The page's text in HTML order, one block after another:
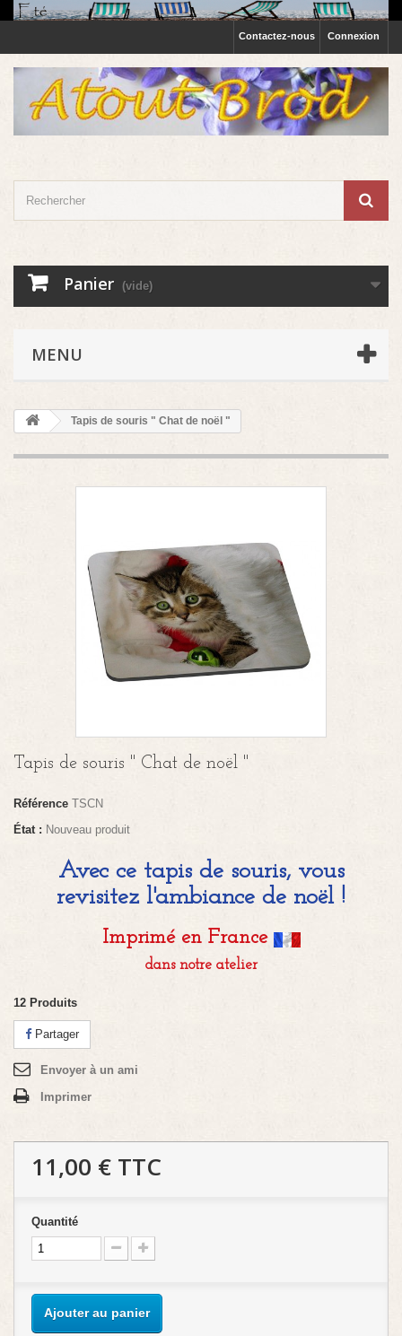
Connexion
Contactez-nous
Panier (vide)
MENU
Tapis de souris " Chat de noël "
Tapis de souris " Chat de noël "
Référence TSCN
État : Nouveau produit
Avec ce tapis de souris, vous
revisitez l'ambiance de noël !
Imprimé en France
dans notre atelier
12 Produits
Partager
Envoyer à un ami
Imprimer
11,00 € TTC
Quantité
Ajouter au panier